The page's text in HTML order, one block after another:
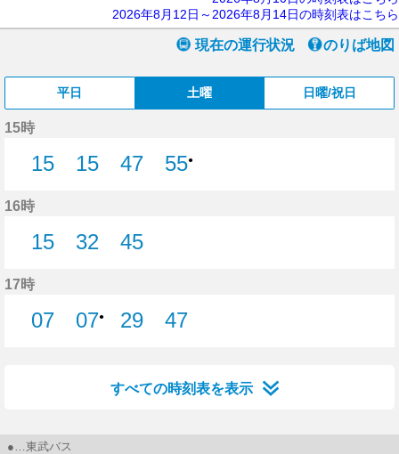
2026年8月12日～2026年8月14日の時刻表はこちら
現在の運行状況 のりば地図
平日 土曜 日曜/祝日
15時
15
15
47
55●
16時
15
32
45
17時
07
07●
29
47
すべての時刻表を表示
●…東武バス